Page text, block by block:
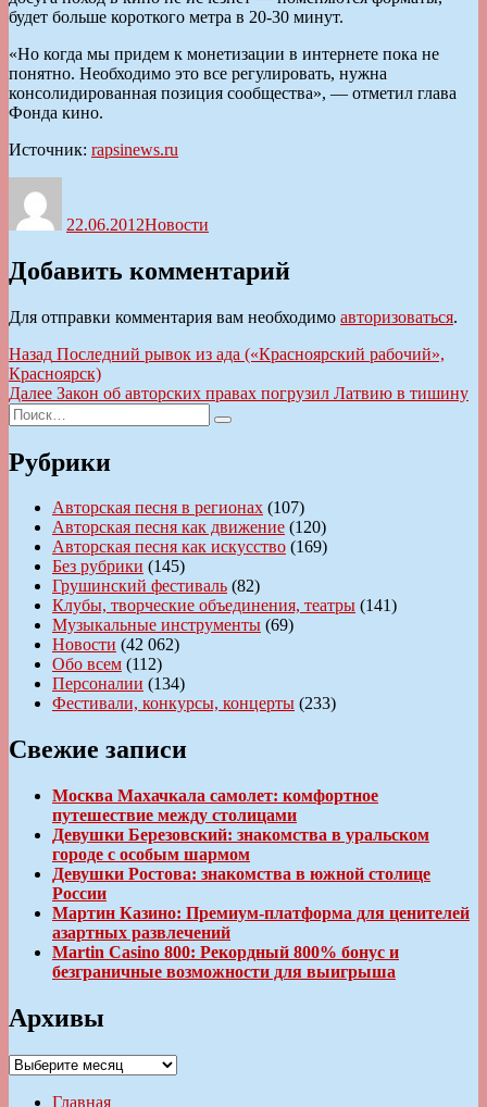
будет больше короткого метра в 20-30 минут.
«Но когда мы придем к монетизации в интернете пока не
понятно. Необходимо это все регулировать, нужна
консолидированная позиция сообщества», — отметил глава
Фонда кино.
Источник: rapsinews.ru
22.06.2012Новости
Добавить комментарий
Для отправки комментария вам необходимо авторизоваться.
Навигация
по
записям
Назад Предыдущая
запись:
Последний рывок из ада («Красноярский рабочий»,
Красноярск)
Далее Следующая
Закон об авторских правах погрузил Латвию в тишину
Искать:
Поиск
Рубрики
Авторская песня в регионах (107)
Авторская песня как движение (120)
Авторская песня как искусство (169)
Без рубрики (145)
Грушинский фестиваль (82)
Клубы, творческие объединения, театры (141)
Музыкальные инструменты (69)
Новости (42 062)
Обо всем (112)
Персоналии (134)
Фестивали, конкурсы, концерты (233)
Свежие записи
Москва Махачкала самолет: комфортное
путешествие между столицами
Девушки Березовский: знакомства в уральском
городе с особым шармом
Девушки Ростова: знакомства в южной столице
России
Мартин Казино: Премиум-платформа для ценителей
азартных развлечений
Martin Casino 800: Рекордный 800% бонус и
безграничные возможности для выигрыша
Архивы
Архивы
Главная